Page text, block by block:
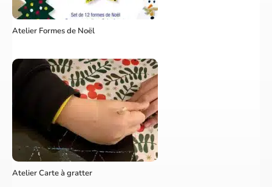
Atelier Formes de Noël
Atelier Carte à gratter